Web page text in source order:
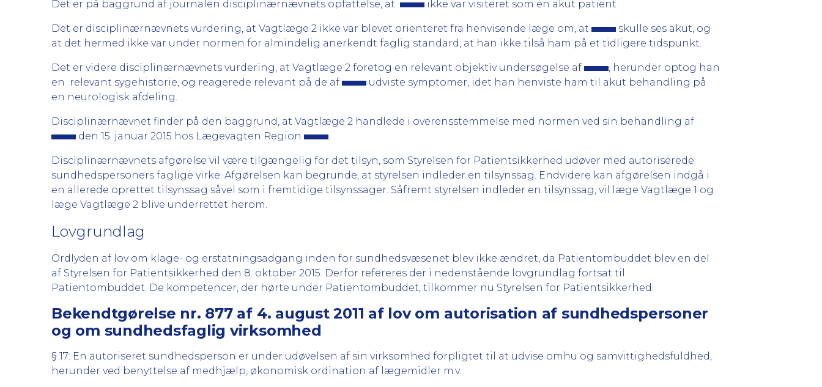
Det er på baggrund af journalen disciplinærnævnets opfattelse, at ikke var visiteret som en akut patient
Det er disciplinærnævnets vurdering, at Vagtlæge 2 ikke var blevet orienteret fra henvisende læge om, at
skulle ses akut, og
at det hermed ikke var under normen for almindelig anerkendt faglig standard, at han ikke tilså ham på et tidligere tidspunkt.
Det er videre disciplinærnævnets vurdering, at Vagtlæge 2 foretog en relevant objektiv undersøgelse af
, herunder optog han
en relevant sygehistorie, og reagerede relevant på de af
udviste symptomer, idet han henviste ham til akut behandling på
en neurologisk afdeling.
Disciplinærnævnet finder på den baggrund, at Vagtlæge 2 handlede i overensstemmelse med normen ved sin behandling af
den 15. januar 2015 hos Lægevagten Region
.
Disciplinærnævnets afgørelse vil være tilgængelig for det tilsyn, som Styrelsen for Patientsikkerhed udøver med autoriserede
sundhedspersoners faglige virke. Afgørelsen kan begrunde, at styrelsen indleder en tilsynssag. Endvidere kan afgørelsen indgå i
en allerede oprettet tilsynssag såvel som i fremtidige tilsynssager. Såfremt styrelsen indleder en tilsynssag, vil læge Vagtlæge 1 og
læge Vagtlæge 2 blive underrettet herom.
Lovgrundlag
Ordlyden af lov om klage- og erstatningsadgang inden for sundhedsvæsenet blev ikke ændret, da Patientombuddet blev en del
af Styrelsen for Patientsikkerhed den 8. oktober 2015. Derfor refereres der i nedenstående lovgrundlag fortsat til
Patientombuddet. De kompetencer, der hørte under Patientombuddet, tilkommer nu Styrelsen for Patientsikkerhed.
Bekendtgørelse nr. 877 af 4. august 2011 af lov om autorisation af sundhedspersoner
og om sundhedsfaglig virksomhed
§ 17: En autoriseret sundhedsperson er under udøvelsen af sin virksomhed forpligtet til at udvise omhu og samvittighedsfuldhed,
herunder ved benyttelse af medhjælp, økonomisk ordination af lægemidler m.v.